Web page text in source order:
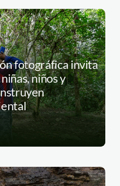
fotográfica invita
niños y